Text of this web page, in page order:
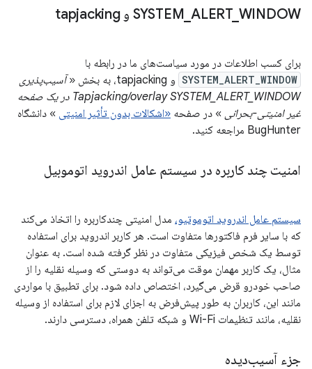
SYSTEM ALERT_ WINDOW و tapjacking
برای کسب اطلاعات در مورد سیاست‌های ما در رابطه با
SYSTEM_ALERT_WINDOW و tapjacking، به بخش «
آسیب‌پذیری
Tapjacking/overlay SYSTEM_ALERT_WINDOW در یک صفحه
غیر امنیتی-بحرانی » در صفحه «اشکالات بدون تأثیر امنیتی » دانشگاه
BugHunter مراجعه کنید.
امنیت چند کاربره در سیستم عامل اندروید اتوموبیل
سیستم عامل اندروید اتوموتیو، مدل امنیتی چندکاربره را اتخاذ می‌کند
که با سایر فرم فاکتورها متفاوت است. هر کاربر اندروید برای استفاده
توسط یک شخص فیزیکی متفاوت در نظر گرفته شده است. به عنوان
مثال، یک کاربر مهمان موقت می‌تواند به دوستی که وسیله نقلیه را از
صاحب خودرو قرض می‌گیرد، اختصاص داده شود. برای تطبیق با مواردی
مانند این، کاربران به طور پیش‌فرض به اجزای لازم برای استفاده از وسیله
نقلیه، مانند تنظیمات Wi-Fi و شبکه تلفن همراه، دسترسی دارند.
جزء آسیب‌دیده